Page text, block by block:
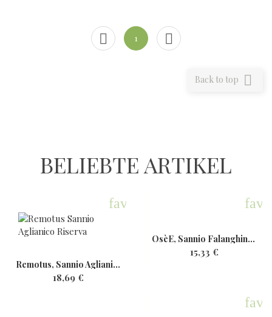
 1 
Back to top 
BELIEBTE ARTIKEL
favorite
Remotus, Sannio Aglianico...
18,69 €
OsèE, Sannio Falanghina,...
15,33 €